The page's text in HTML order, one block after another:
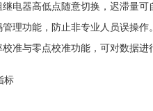
电器高低点随意切换，迟滞量可
理功能，防止非专业人员误操作。
准与零点校准功能，可对数据进
标